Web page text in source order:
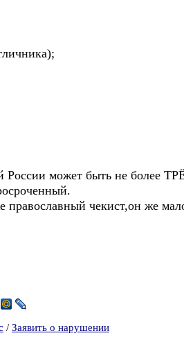
может быть не более
чекист,он же
/ Заявить о нарушении